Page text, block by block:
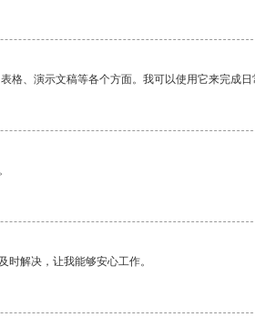
格、演示文稿等各个方面。我可以使用它来完成日
解决，让我能够安心工作。